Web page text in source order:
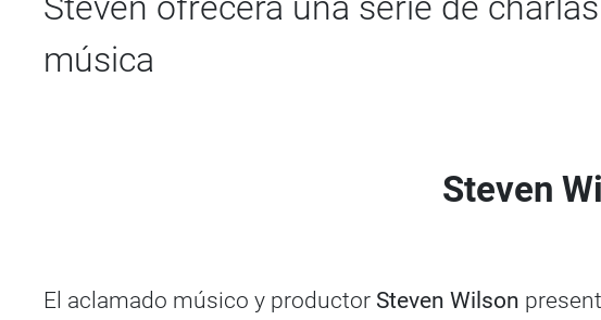
música
Steven
El aclamado músico y productor Steven Wilson